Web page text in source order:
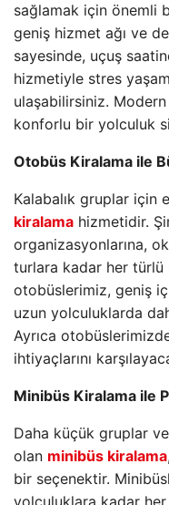
sağlamak için önemli
geniş hizmet ağı ve
sayesinde, uçuş
hizmetiyle stres
ulaşabilirsiniz.
konforlu bir yolculuk
Otobüs Kiralama ile
Kalabalık gruplar için
kiralama hizmetidir.
organizasyonlarına,
turlara kadar her türlü
otobüslerimiz, geniş
uzun yolculuklarda
Ayrıca
ihtiyaçlarını
Minibüs Kiralama ile
Daha küçük gruplar
olan minibüs kiralama
bir seçenektir.
yolculuklara kadar